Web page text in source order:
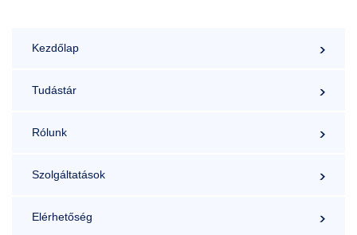
László
Kezdőlap
Tudástár
Rólunk
Szolgáltatások
Elérhetőség